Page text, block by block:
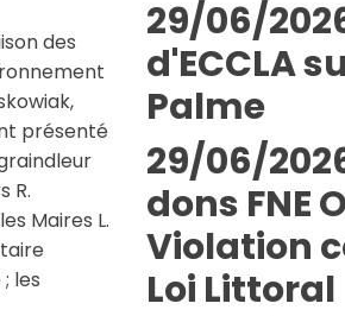
des
présenté
R.
Maires L.
les
29/06/
d'ECCLA
Palme
29/06/
dons FNE
Violation
Loi Littoral